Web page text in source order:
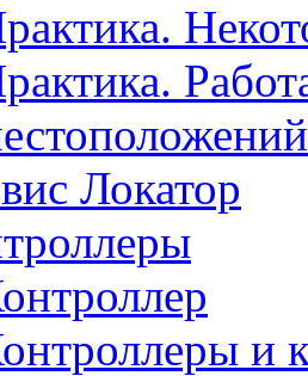
Локатор
и